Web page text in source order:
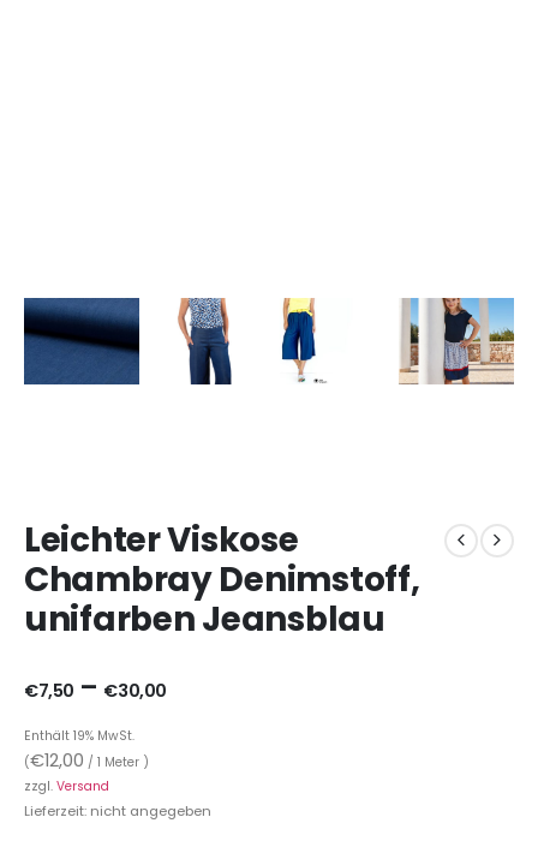
Leichter Viskose
Chambray Denimstoff,
unifarben Jeansblau
€7,50 – €30,00
Enthält 19% MwSt.
(€12,00 / 1 Meter )
zzgl. Versand
Lieferzeit: nicht angegeben